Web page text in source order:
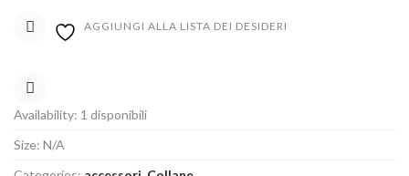
AGGIUNGI ALLA LISTA DEI DESIDERI
Availability: 1 disponibili
Size: N/A